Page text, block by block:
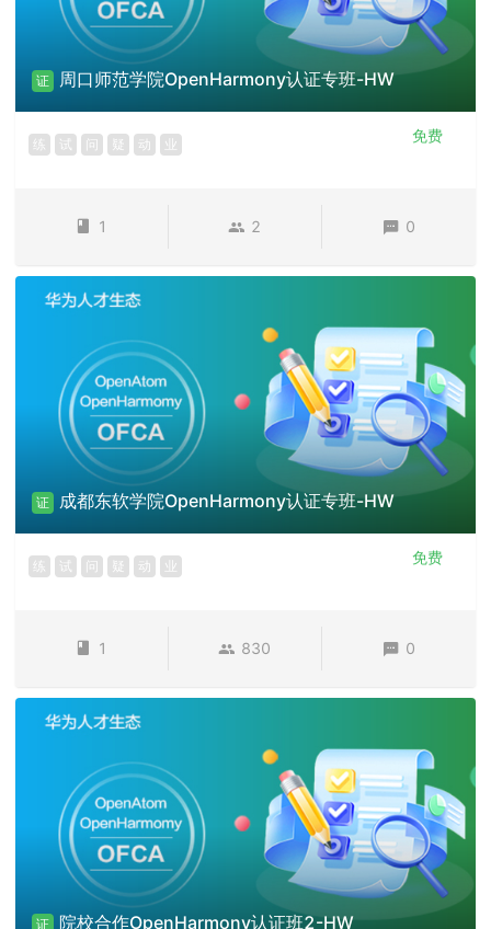
证 周口师范学院OpenHarmony认证专班-HW
练 试 问 疑 动 业 免费
1 2 0
证 成都东软学院OpenHarmony认证专班-HW
练 试 问 疑 动 业 免费
1 830 0
证 院校合作OpenHarmony认证班2-HW